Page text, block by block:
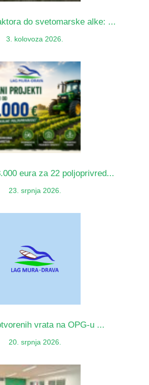
do svetomarske alke: ...
3. kolovoza 2026.
eura za 22 poljoprivred...
23. srpnja 2026.
vrata na OPG-u ...
20. srpnja 2026.